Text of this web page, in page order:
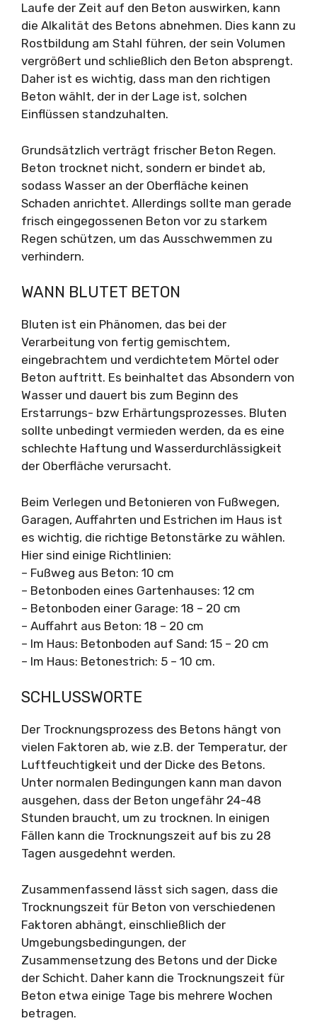
Laufe der Zeit auf den Beton auswirken, kann
die Alkalität des Betons abnehmen. Dies kann zu
Rostbildung am Stahl führen, der sein Volumen
vergrößert und schließlich den Beton absprengt.
Daher ist es wichtig, dass man den richtigen
Beton wählt, der in der Lage ist, solchen
Einflüssen standzuhalten.
Grundsätzlich verträgt frischer Beton Regen.
Beton trocknet nicht, sondern er bindet ab,
sodass Wasser an der Oberfläche keinen
Schaden anrichtet. Allerdings sollte man gerade
frisch eingegossenen Beton vor zu starkem
Regen schützen, um das Ausschwemmen zu
verhindern.
WANN BLUTET BETON
Bluten ist ein Phänomen, das bei der
Verarbeitung von fertig gemischtem,
eingebrachtem und verdichtetem Mörtel oder
Beton auftritt. Es beinhaltet das Absondern von
Wasser und dauert bis zum Beginn des
Erstarrungs- bzw Erhärtungsprozesses. Bluten
sollte unbedingt vermieden werden, da es eine
schlechte Haftung und Wasserdurchlässigkeit
der Oberfläche verursacht.
Beim Verlegen und Betonieren von Fußwegen,
Garagen, Auffahrten und Estrichen im Haus ist
es wichtig, die richtige Betonstärke zu wählen.
Hier sind einige Richtlinien:
– Fußweg aus Beton: 10 cm
– Betonboden eines Gartenhauses: 12 cm
– Betonboden einer Garage: 18 – 20 cm
– Auffahrt aus Beton: 18 – 20 cm
– Im Haus: Betonboden auf Sand: 15 – 20 cm
– Im Haus: Betonestrich: 5 – 10 cm.
SCHLUSSWORTE
Der Trocknungsprozess des Betons hängt von
vielen Faktoren ab, wie z.B. der Temperatur, der
Luftfeuchtigkeit und der Dicke des Betons.
Unter normalen Bedingungen kann man davon
ausgehen, dass der Beton ungefähr 24-48
Stunden braucht, um zu trocknen. In einigen
Fällen kann die Trocknungszeit auf bis zu 28
Tagen ausgedehnt werden.
Zusammenfassend lässt sich sagen, dass die
Trocknungszeit für Beton von verschiedenen
Faktoren abhängt, einschließlich der
Umgebungsbedingungen, der
Zusammensetzung des Betons und der Dicke
der Schicht. Daher kann die Trocknungszeit für
Beton etwa einige Tage bis mehrere Wochen
betragen.